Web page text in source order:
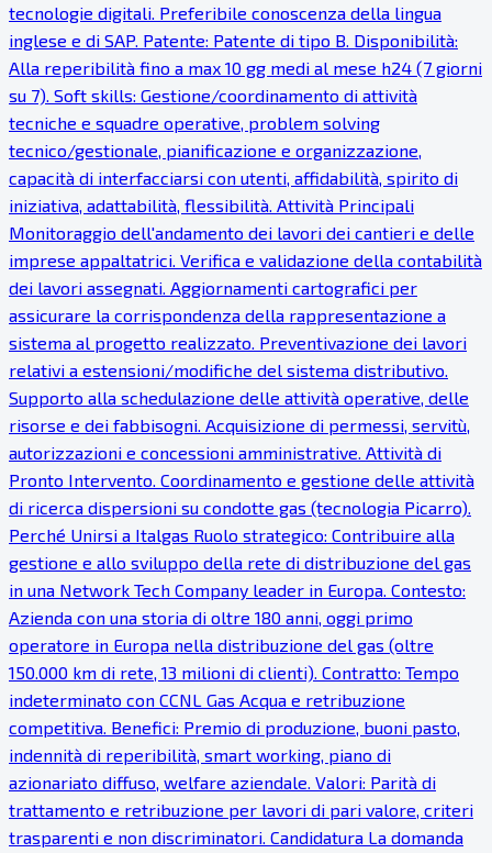
tecnologie digitali. Preferibile conoscenza della lingua
inglese e di SAP. Patente: Patente di tipo B. Disponibilità:
Alla reperibilità fino a max 10 gg medi al mese h24 (7 giorni
su 7). Soft skills: Gestione/coordinamento di attività
tecniche e squadre operative, problem solving
tecnico/gestionale, pianificazione e organizzazione,
capacità di interfacciarsi con utenti, affidabilità, spirito di
iniziativa, adattabilità, flessibilità. Attività Principali
Monitoraggio dell'andamento dei lavori dei cantieri e delle
imprese appaltatrici. Verifica e validazione della contabilità
dei lavori assegnati. Aggiornamenti cartografici per
assicurare la corrispondenza della rappresentazione a
sistema al progetto realizzato. Preventivazione dei lavori
relativi a estensioni/modifiche del sistema distributivo.
Supporto alla schedulazione delle attività operative, delle
risorse e dei fabbisogni. Acquisizione di permessi, servitù,
autorizzazioni e concessioni amministrative. Attività di
Pronto Intervento. Coordinamento e gestione delle attività
di ricerca dispersioni su condotte gas (tecnologia Picarro).
Perché Unirsi a Italgas Ruolo strategico: Contribuire alla
gestione e allo sviluppo della rete di distribuzione del gas
in una Network Tech Company leader in Europa. Contesto:
Azienda con una storia di oltre 180 anni, oggi primo
operatore in Europa nella distribuzione del gas (oltre
150.000 km di rete, 13 milioni di clienti). Contratto: Tempo
indeterminato con CCNL Gas Acqua e retribuzione
competitiva. Benefici: Premio di produzione, buoni pasto,
indennità di reperibilità, smart working, piano di
azionariato diffuso, welfare aziendale. Valori: Parità di
trattamento e retribuzione per lavori di pari valore, criteri
trasparenti e non discriminatori. Candidatura La domanda